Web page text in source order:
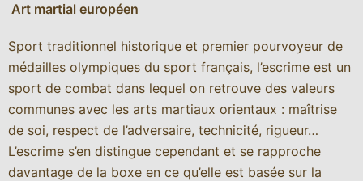
Art martial européen
Sport traditionnel historique et premier pourvoyeur de
médailles olympiques du sport français, l’escrime est un
sport de combat dans lequel on retrouve des valeurs
communes avec les arts martiaux orientaux : maîtrise
de soi, respect de l’adversaire, technicité, rigueur…
L’escrime s’en distingue cependant et se rapproche
davantage de la boxe en ce qu’elle est basée sur la